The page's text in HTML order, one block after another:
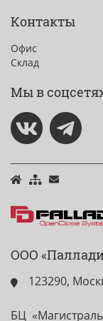
Контакты
Офис
Склад
Мы в
ООО
123290,
БЦ